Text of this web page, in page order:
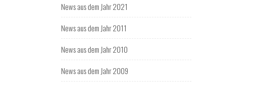
News aus dem Jahr 2021
News aus dem Jahr 2011
News aus dem Jahr 2010
News aus dem Jahr 2009